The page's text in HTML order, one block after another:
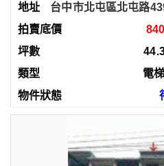
台中市北屯區北屯路
電